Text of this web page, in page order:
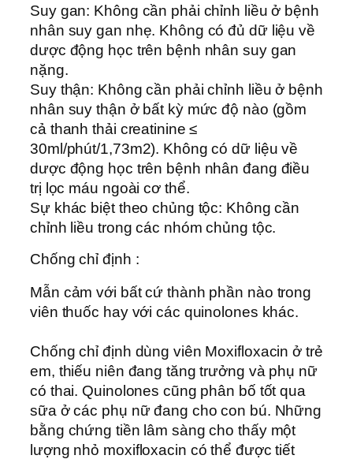
Suy gan: Không cần phải chỉnh liều ở bệnh
nhân suy gan nhẹ. Không có đủ dữ liệu về
dược động học trên bệnh nhân suy gan
nặng.
Suy thận: Không cần phải chỉnh liều ở bệnh
nhân suy thận ở bất kỳ mức độ nào (gồm
cả thanh thải creatinine ≤
30ml/phút/1,73m2). Không có dữ liệu về
dược động học trên bệnh nhân đang điều
trị lọc máu ngoài cơ thể.
Sự khác biệt theo chủng tộc: Không cần
chỉnh liều trong các nhóm chủng tộc.
Chống chỉ định :
Mẫn cảm với bất cứ thành phần nào trong
viên thuốc hay với các quinolones khác.
Chống chỉ định dùng viên Moxifloxacin ở trẻ
em, thiếu niên đang tăng trưởng và phụ nữ
có thai. Quinolones cũng phân bố tốt qua
sữa ở các phụ nữ đang cho con bú. Những
bằng chứng tiền lâm sàng cho thấy một
lượng nhỏ moxifloxacin có thể được tiết